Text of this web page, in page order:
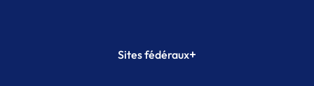
Sites fédéraux+